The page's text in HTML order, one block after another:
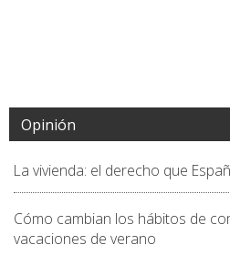
Opinión
La vivienda: el derecho que
Cómo cambian los hábitos de
vacaciones de verano